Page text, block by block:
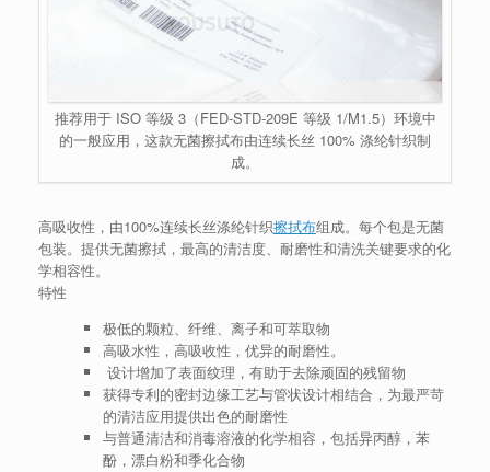
推荐用于 ISO 等级 3（FED-STD-209E 等级 1/M1.5）环境中
的一般应用，这款无菌擦拭布由连续长丝 100% 涤纶针织制
成。
高吸收性，由100%连续长丝涤纶针织擦拭布组成。每个包是无菌
包装。提供无菌擦拭，最高的清洁度、耐磨性和清洗关键要求的化
学相容性。
特性
极低的颗粒、纤维、离子和可萃取物
高吸水性，高吸收性，优异的耐磨性。
设计增加了表面纹理，有助于去除顽固的残留物
获得专利的密封边缘工艺与管状设计相结合，为最严苛
的清洁应用提供出色的耐磨性
与普通清洁和消毒溶液的化学相容，包括异丙醇，苯
酚，漂白粉和季化合物